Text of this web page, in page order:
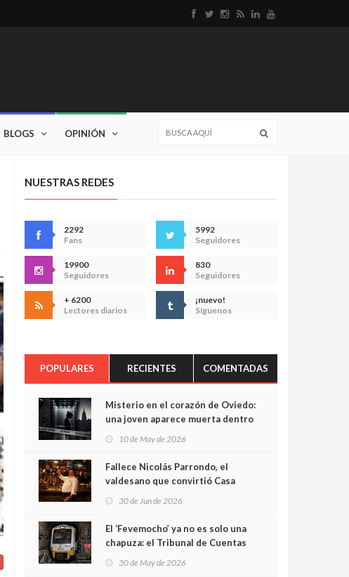
BLOGS OPINIÓN
NUESTRAS REDES
2292
Fans
5992
Seguidores
19900
Seguidores
830
Seguidores
+ 6200
Lectores diarios
¡nuevo!
Síguenos
POPULARES RECIENTES COMENTADAS
Misterio en el corazón de Oviedo:
una joven aparece muerta dentro
cámaras captan sus últimos
minutos
10 de May de 2026
Fallece Nicolás Parrondo, el
valdesano que convirtió Casa
30 de Jun de 2026
El ‘Fevemocho’ ya no es solo una
chapuza: el Tribunal de Cuentas
sobrecoste de los trenes que no
30 de May de 2026